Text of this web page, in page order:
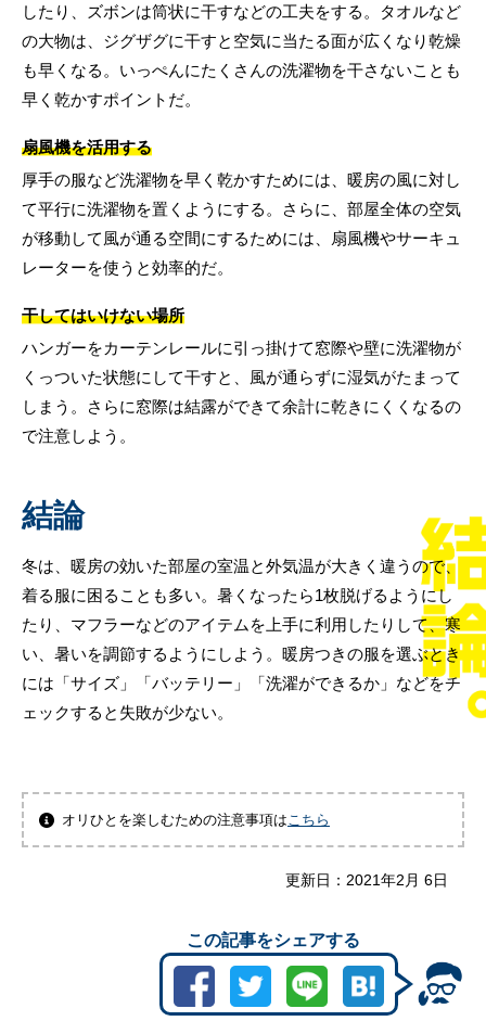
したり、ズボンは筒状に干すなどの工夫をする。タオルなど
の大物は、ジグザグに干すと空気に当たる面が広くなり乾燥
も早くなる。いっぺんにたくさんの洗濯物を干さないことも
早く乾かすポイントだ。
扇風機を活用する
厚手の服など洗濯物を早く乾かすためには、暖房の風に対し
て平行に洗濯物を置くようにする。さらに、部屋全体の空気
が移動して風が通る空間にするためには、扇風機やサーキュ
レーターを使うと効率的だ。
干してはいけない場所
ハンガーをカーテンレールに引っ掛けて窓際や壁に洗濯物が
くっついた状態にして干すと、風が通らずに湿気がたまって
しまう。さらに窓際は結露ができて余計に乾きにくくなるの
で注意しよう。
結論
冬は、暖房の効いた部屋の室温と外気温が大きく違うので、
着る服に困ることも多い。暑くなったら1枚脱げるようにし
たり、マフラーなどのアイテムを上手に利用したりして、寒
い、暑いを調節するようにしよう。暖房つきの服を選ぶとき
には「サイズ」「バッテリー」「洗濯ができるか」などをチ
ェックすると失敗が少ない。
オリひとを楽しむための注意事項は こちら
更新日： 2021年2月 6日
この記事をシェアする